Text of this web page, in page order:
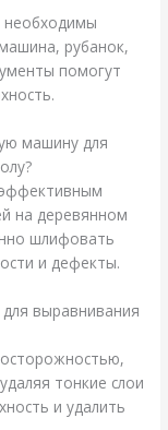
необходимы
рубанок,
помогут
машину для
на деревянном
шлифовать
и дефекты.
выравнивания
тонкие слои
и удалить